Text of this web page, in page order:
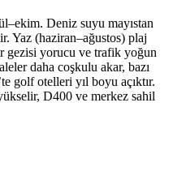
Deniz suyu mayıstan
Yaz (haziran–ağustos) plaj
gezisi yorucu ve trafik yoğun
daha coşkulu akar, bazı
golf otelleri yıl boyu açıktır.
D400 ve merkez sahil